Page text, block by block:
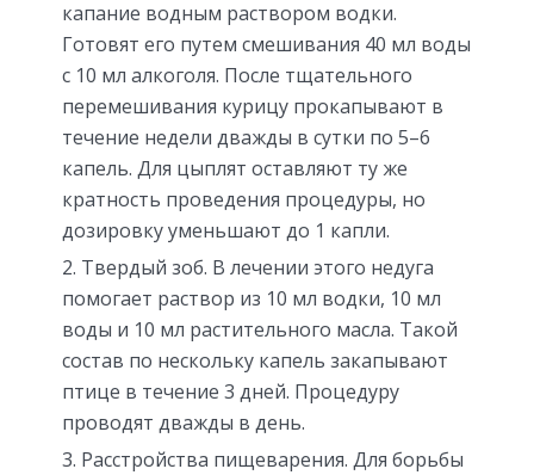
капание водным раствором водки.
Готовят его путем смешивания 40 мл воды
с 10 мл алкоголя. После тщательного
перемешивания курицу прокапывают в
течение недели дважды в сутки по 5–6
капель. Для цыплят оставляют ту же
кратность проведения процедуры, но
дозировку уменьшают до 1 капли.
Твердый зоб. В лечении этого недуга
помогает раствор из 10 мл водки, 10 мл
воды и 10 мл растительного масла. Такой
состав по нескольку капель закапывают
птице в течение 3 дней. Процедуру
проводят дважды в день.
Расстройства пищеварения. Для борьбы